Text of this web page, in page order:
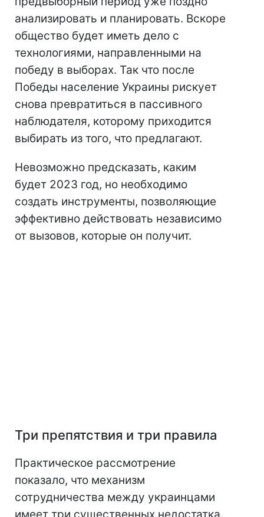
анализировать и планировать. Вскоре
общество будет иметь дело с
технологиями, направленными на
победу в выборах. Так что после
Победы население Украины рискует
снова превратиться в пассивного
наблюдателя, которому приходится
выбирать из того, что предлагают.
Невозможно предсказать, каким
будет 2023 год, но необходимо
создать инструменты, позволяющие
эффективно действовать независимо
от вызовов, которые он получит.
Три препятствия и три правила
Практическое рассмотрение
показало, что механизм
сотрудничества между украинцами